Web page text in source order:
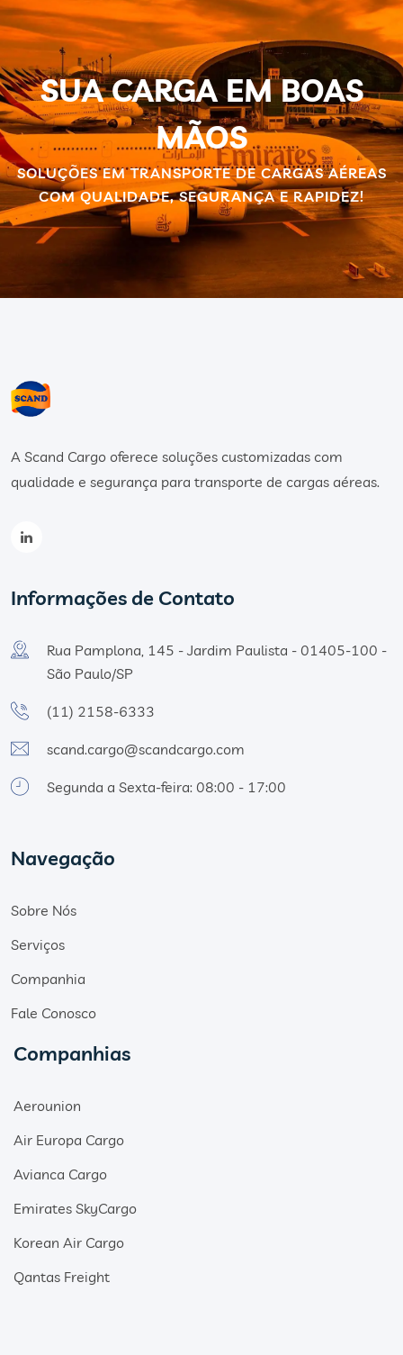
SUA CARGA EM BOAS
MÃOS
SOLUÇÕES EM TRANSPORTE DE CARGAS AÉREAS
COM QUALIDADE, SEGURANÇA E RAPIDEZ!
A Scand Cargo oferece soluções customizadas com
qualidade e segurança para transporte de cargas aéreas.
Informações de Contato
Rua Pamplona, 145 - Jardim Paulista - 01405-100 -
São Paulo/SP
(11) 2158-6333
scand.cargo@scandcargo.com
Segunda a Sexta-feira: 08:00 - 17:00
Navegação
Sobre Nós
Serviços
Companhia
Fale Conosco
Companhias
Aerounion
Air Europa Cargo
Avianca Cargo
Emirates SkyCargo
Korean Air Cargo
Qantas Freight